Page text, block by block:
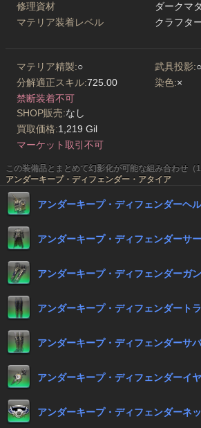
修理資材
ダークマ
マテリア装着レベル
クラフタ
マテリア精製:○ 武具投影:○
分解適正スキル:725.00 染色:×
禁断装着不可
SHOP販売:なし
買取価格:1,219 Gil
マーケット取引不可
この装備品とまとめて幻影化が可能な組み合わせ（1
アンダーキープ・ディフェンダー・アタイア
アンダーキープ・ディフェンダーヘ
アンダーキープ・ディフェンダーサ
アンダーキープ・ディフェンダーガ
アンダーキープ・ディフェンダート
アンダーキープ・ディフェンダーサ
アンダーキープ・ディフェンダーイ
アンダーキープ・ディフェンダーネ